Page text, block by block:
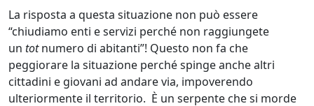
La risposta a questa situazione non può essere
“chiudiamo enti e servizi perché non raggiungete
un totnumero di abitanti”! Questo non fa che
peggiorare la situazione perché spinge anche altri
cittadini e giovani ad andare via, impoverendo
ulteriormente il territorio. È un serpente che si morde